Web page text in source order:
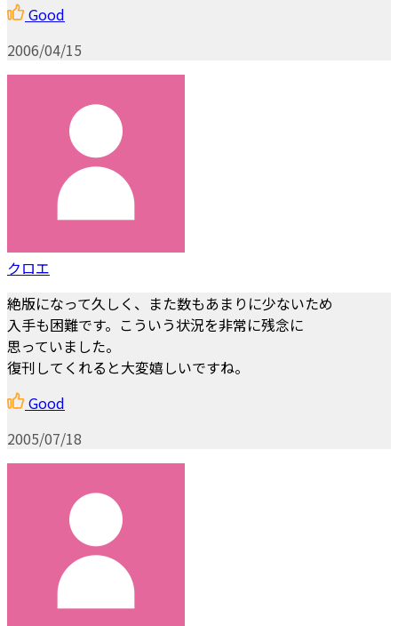
Good
2006/04/15
クロエ
絶版になって久しく、また数もあまりに少ないため
入手も困難です。こういう状況を非常に残念に
思っていました。
復刊してくれると大変嬉しいですね。
Good
2005/07/18